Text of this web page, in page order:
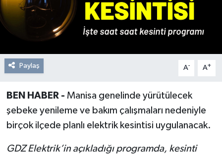
Paylaş A- A+
BEN HABER - Manisa genelinde yürütülecek
şebeke yenileme ve bakım çalışmaları nedeniyle
birçok ilçede planlı elektrik kesintisi uygulanacak.
GDZ Elektrik’in açıkladığı programda, kesinti